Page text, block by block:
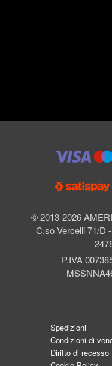
© 2013-2026
C.so Vercelli 71/D
P.IVA
Spedizioni
Condizioni di
Diritto di recesso